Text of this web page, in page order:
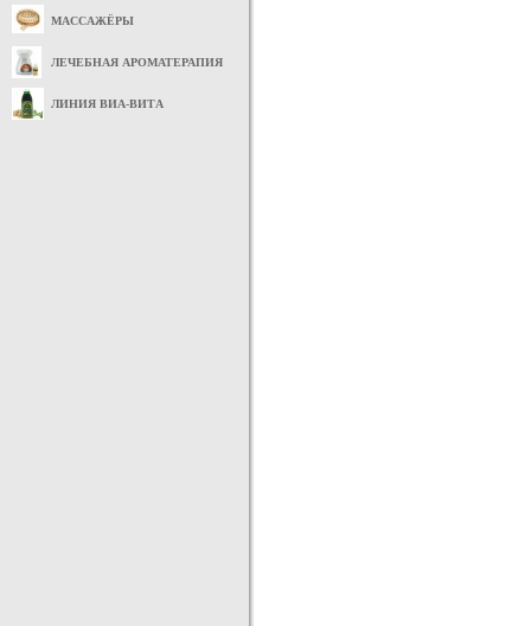
МАССАЖЁРЫ
ЛЕЧЕБНАЯ АРОМАТЕРАПИЯ
ЛИНИЯ ВИА-ВИТА